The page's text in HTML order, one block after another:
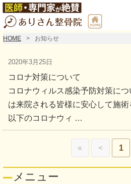
HOME お知らせ
2020年3月25日
コロナ対策について
コロナウィルス感染予防対策に
は来院される皆様に安心して施
以下のコロナウィ …
« < 1
メニュー